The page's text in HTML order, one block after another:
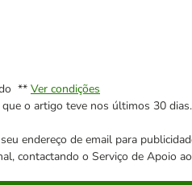
** Ver condições
o artigo teve nos últimos 30 dias.
endereço de email para
contactando o Serviço de Apoio